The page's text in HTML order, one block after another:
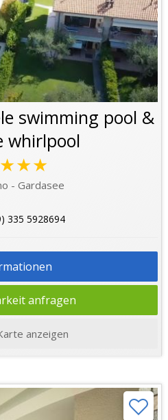
swimming pool &
whirlpool
- Gardasee
335 5928694
anfragen
anzeigen